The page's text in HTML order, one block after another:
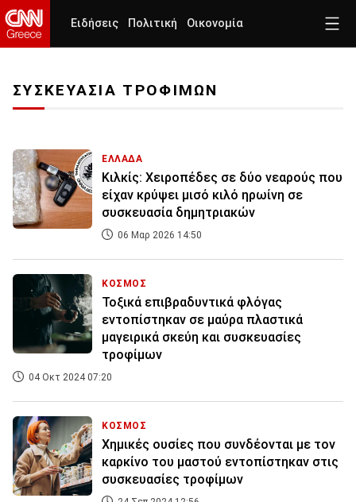
Ειδήσεις Πολιτική Οικονομία
ΣΥΣΚΕΥΑΣΙΑ ΤΡΟΦΙΜΩΝ
ΕΛΛΑΔΑ
Κιλκίς: Χειροπέδες σε δύο νεαρούς που
είχαν κρύψει μισό κιλό ηρωίνη σε
συσκευασία δημητριακών
06 Μαρ 2026 14:50
ΚΟΣΜΟΣ
Τοξικά επιβραδυντικά φλόγας
εντοπίστηκαν σε μαύρα πλαστικά
μαγειρικά σκεύη και συσκευασίες
τροφίμων
04 Οκτ 2024 07:20
ΚΟΣΜΟΣ
Χημικές ουσίες που συνδέονται με τον
καρκίνο του μαστού εντοπίστηκαν στις
συσκευασίες τροφίμων